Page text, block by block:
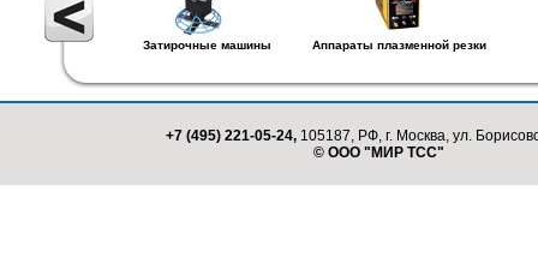
Затирочные машины Аппараты плазменной резки
+7 (495) 221-05-24, 105187, РФ, г. Москва, ул.
© ООО "МИР ТСС"